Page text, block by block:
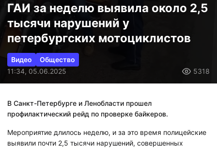
ГАИ за неделю выявила около 2,5
тысячи нарушений у
петербургских мотоциклистов
Видео
Общество
11:34, 05.06.2025
5318
В Санкт-Петербурге и Ленобласти прошел
профилактический рейд по проверке байкеров.
Мероприятие длилось неделю, и за это время полицейские
выявили почти 2,5 тысячи нарушений, совершенных